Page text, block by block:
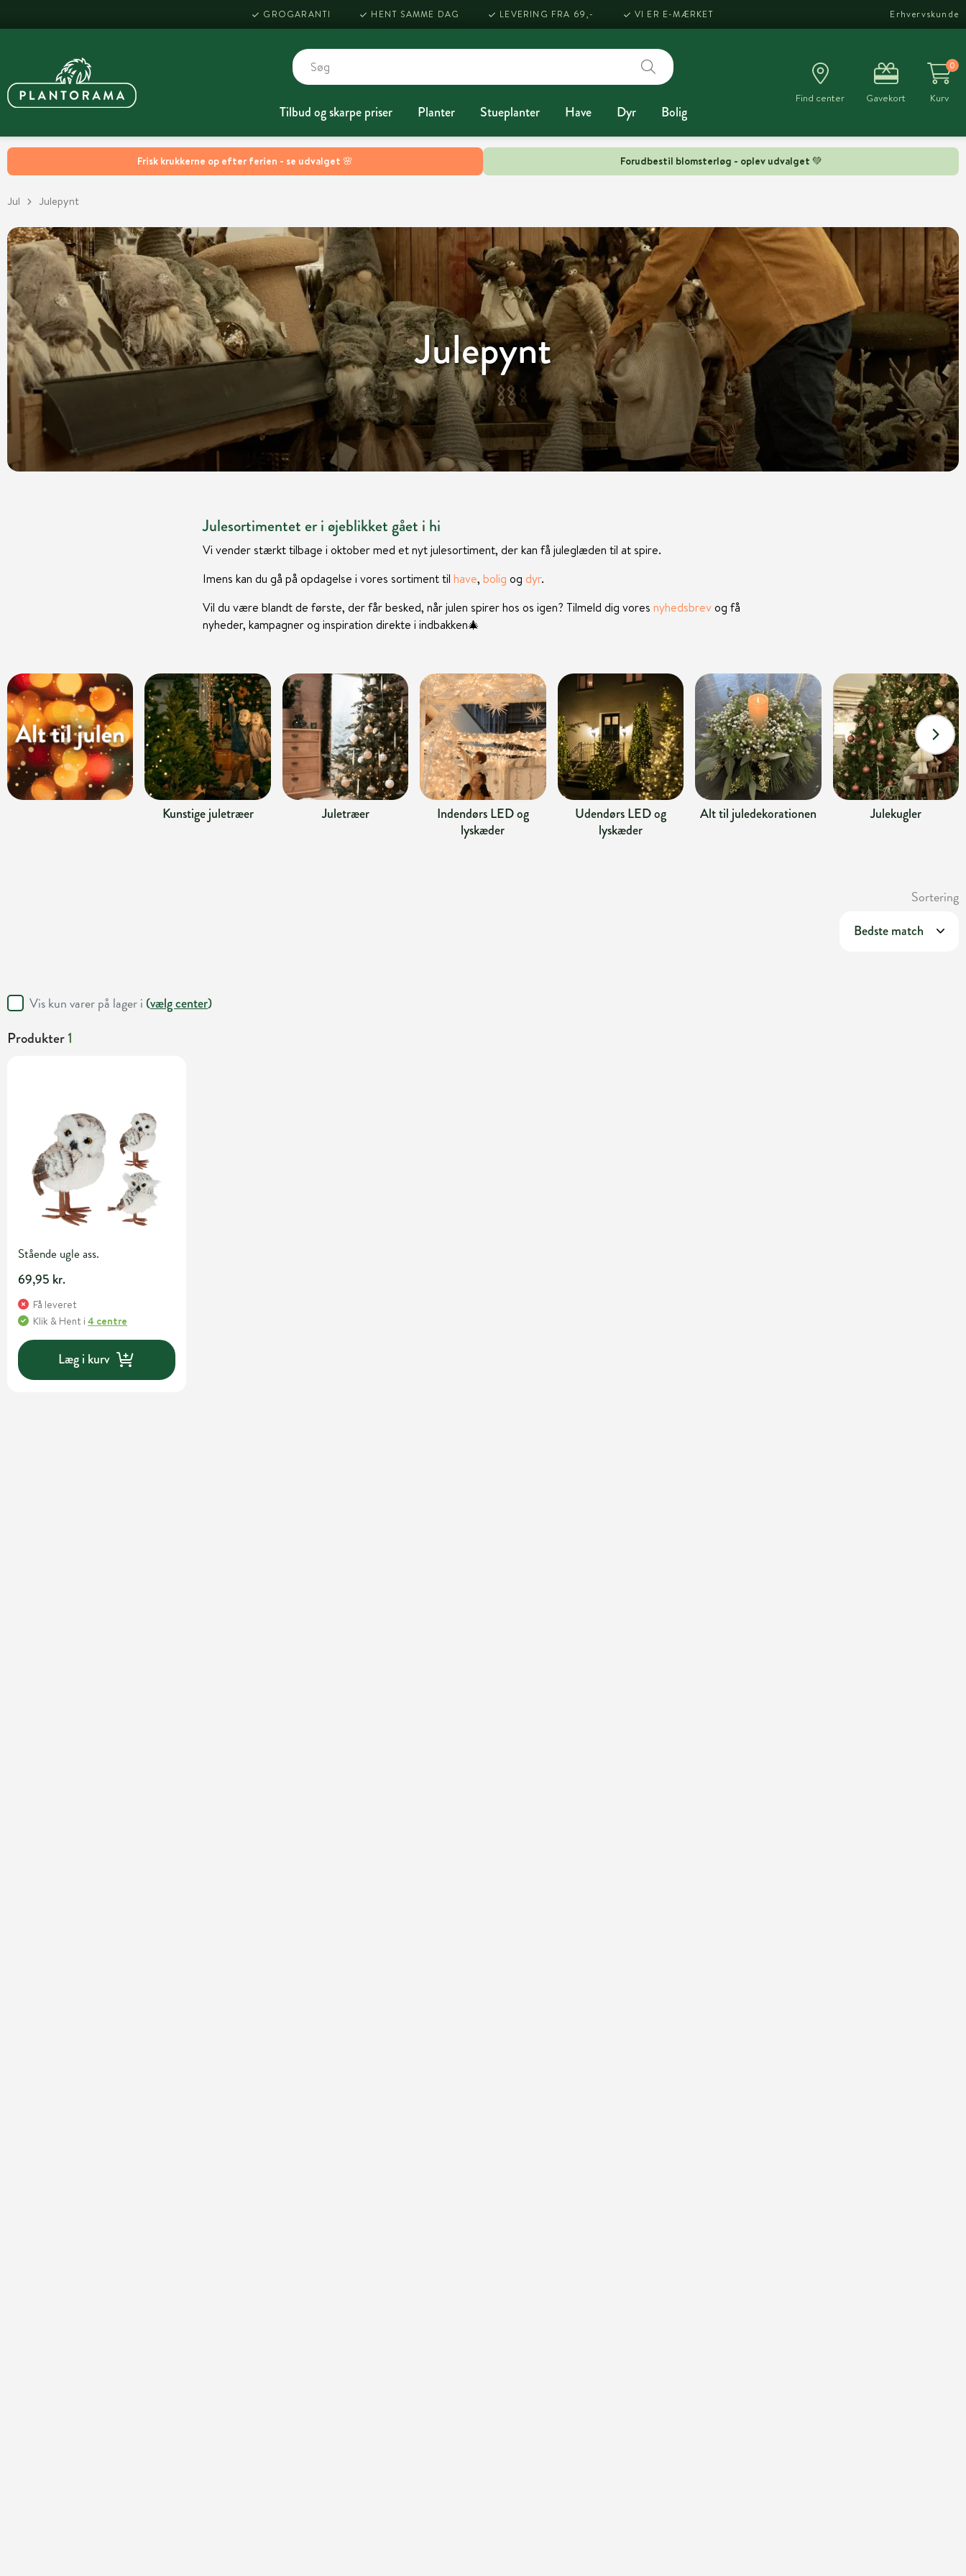
Frisk krukkerne op efter ferien - se udvalget 🌸 Forudbestil blomsterløg - oplev udvalget 💚
GROGARANTI HENT SAMME DAG LEVERING FRA 69,- VI ER E-MÆRKET Erhvervskunde
Tilbud og skarpe priser Planter Stueplanter Have Dyr Bolig
Find center Gavekort
0
Kurv
Jul Julepynt
Julepynt
Julesortimentet er i øjeblikket gået i hi
Vi vender stærkt tilbage i oktober med et nyt julesortiment, der kan få juleglæden til at spire.
Imens kan du gå på opdagelse i vores sortiment til have, bolig og dyr.
Vil du være blandt de første, der får besked, når julen spirer hos os igen? Tilmeld dig vores nyhedsbrevog få
nyheder, kampagner og inspiration direkte i indbakken🎄
Kunstige juletræer Juletræer
Indendørs LED og
lyskæder
Udendørs LED og
lyskæder
Alt til juledekorationen Julekugler
Sortering
Vis kun varer på lager i (vælg center)
Produkter1
Stående ugle ass.
69,95 kr.
Få leveret
Klik & Hent i 4 centre
Læg i kurv